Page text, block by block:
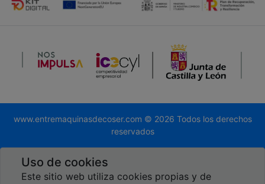
www.entremaquinasdecoser.com © 2026 Todos los derechos
reservados
Uso de cookies
Este sitio web utiliza cookies propias y de